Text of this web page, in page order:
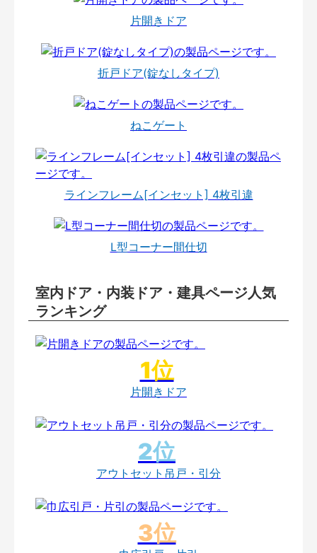
片開きドア
折戸ドア(錠なしタイプ)
ねこゲート
ラインフレーム[インセット] 4枚引違
L型コーナー間仕切
室内ドア・内装ドア・建具ページ人気
ランキング
片開きドア
アウトセット吊戸・引分